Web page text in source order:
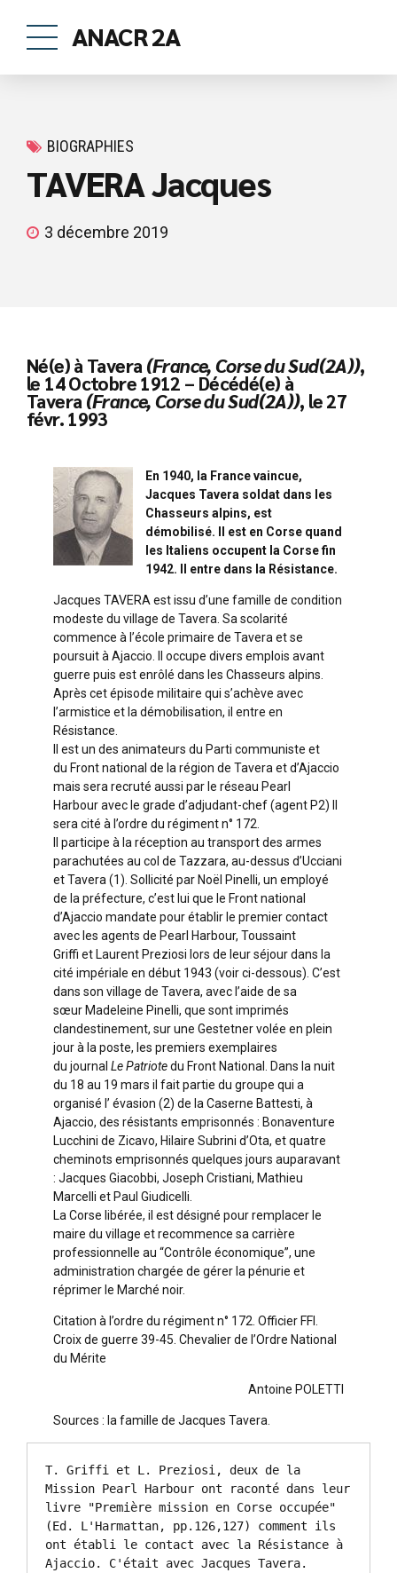
ANACR 2A
BIOGRAPHIES
TAVERA Jacques
3 décembre 2019
Né(e) à Tavera (France, Corse du Sud(2A)),
le 14 Octobre 1912 – Décédé(e) à
Tavera (France, Corse du Sud(2A)), le 27
févr. 1993
En 1940, la France vaincue,
Jacques Tavera soldat dans les
Chasseurs alpins, est
démobilisé. Il est en Corse quand
les Italiens occupent la Corse fin
1942. Il entre dans la Résistance.
Jacques TAVERA est issu d’une famille de condition
modeste du village de Tavera. Sa scolarité
commence à l’école primaire de Tavera et se
poursuit à Ajaccio. Il occupe divers emplois avant
guerre puis est enrôlé dans les Chasseurs alpins.
Après cet épisode militaire qui s’achève avec
l’armistice et la démobilisation, il entre en
Résistance.
Il est un des animateurs du Parti communiste et
du Front national de la région de Tavera et d’Ajaccio
mais sera recruté aussi par le réseau Pearl
Harbour avec le grade d’adjudant-chef (agent P2) Il
sera cité à l’ordre du régiment n° 172.
Il participe à la réception au transport des armes
parachutées au col de Tazzara, au-dessus d’Ucciani
et Tavera (1). Sollicité par Noël Pinelli, un employé
de la préfecture, c’est lui que le Front national
d’Ajaccio mandate pour établir le premier contact
avec les agents de Pearl Harbour, Toussaint
Griffi et Laurent Preziosi lors de leur séjour dans la
cité impériale en début 1943 (voir ci-dessous). C’est
dans son village de Tavera, avec l’aide de sa
sœur Madeleine Pinelli, que sont imprimés
clandestinement, sur une Gestetner volée en plein
jour à la poste, les premiers exemplaires
du journal Le Patriotedu Front National. Dans la nuit
du 18 au 19 mars il fait partie du groupe qui a
organisé l’ évasion (2) de la Caserne Battesti, à
Ajaccio, des résistants emprisonnés : Bonaventure
Lucchini de Zicavo, Hilaire Subrini d’Ota, et quatre
cheminots emprisonnés quelques jours auparavant
: Jacques Giacobbi, Joseph Cristiani, Mathieu
Marcelli et Paul Giudicelli.
La Corse libérée, il est désigné pour remplacer le
maire du village et recommence sa carrière
professionnelle au “Contrôle économique”, une
administration chargée de gérer la pénurie et
réprimer le Marché noir.
Citation à l’ordre du régiment n° 172. Officier FFI.
Croix de guerre 39-45. Chevalier de l’Ordre National
du Mérite
Antoine POLETTI
Sources : la famille de Jacques Tavera.
T. Griffi et L. Preziosi, deux de la
Mission Pearl Harbour ont raconté dans leur
livre "Première mission en Corse occupée"
(Ed. L'Harmattan, pp.126,127) comment ils
ont établi le contact avec la Résistance à
Ajaccio. C'était avec Jacques Tavera.